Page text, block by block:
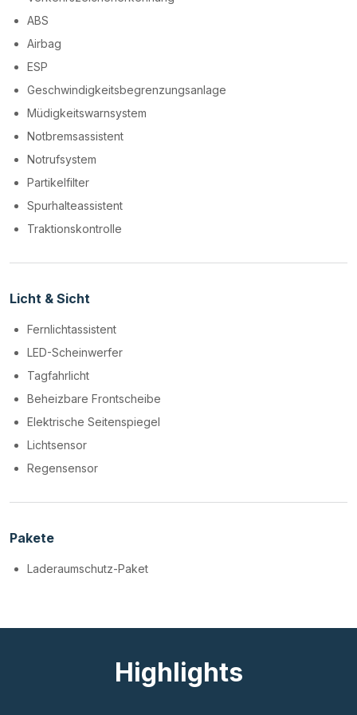
ABS
Airbag
ESP
Geschwindigkeitsbegrenzungsanlage
Müdigkeitswarnsystem
Notbremsassistent
Notrufsystem
Partikelfilter
Spurhalteassistent
Traktionskontrolle
Licht & Sicht
Fernlichtassistent
LED-Scheinwerfer
Tagfahrlicht
Beheizbare Frontscheibe
Elektrische Seitenspiegel
Lichtsensor
Regensensor
Pakete
Laderaumschutz-Paket
Highlights